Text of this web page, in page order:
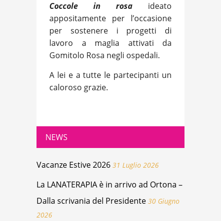
Coccole in rosa ideato
appositamente per l’occasione
per sostenere i progetti di
lavoro a maglia attivati da
Gomitolo Rosa negli ospedali.
A lei e a tutte le partecipanti un
caloroso grazie.
NEWS
Vacanze Estive 2026 31 Luglio 2026
La LANATERAPIA è in arrivo ad Ortona –
Dalla scrivania del Presidente 30 Giugno
2026